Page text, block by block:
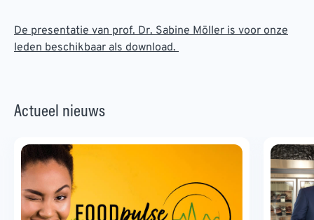
De presentatie van prof. Dr. Sabine Möller is voor onze
leden beschikbaar als download.
Actueel nieuws